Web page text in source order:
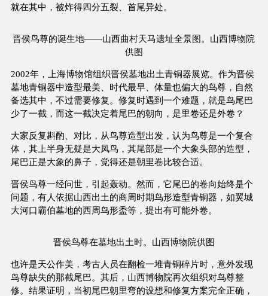
就在其中，被炸得四分五裂、首尾异处。
晋侯鸟尊的诞生地——山西曲村天马遗址全景图。山西博物院
供图
2002年，上海博物馆组织晋侯墓地出土青铜器展览。作为晋侯
墓地青铜器中造型最美、时代最早、体量也偏大的鸟尊，自然
备选其中，不过需要修复。修复时遇到一个难题，就是鸟尾巴
少了一截，而这一截决定着尾巴的朝向，是里卷还是外卷？
大家反复斟酌、对比，从鸟尊造型出发，认为鸟尊是一个复合
体，其上半身无疑是大凤鸟，其尾部是一个大象头部的造型，
尾巴正是大象的鼻子，觉得还是朝里卷比较合适。
晋侯鸟尊一经问世，引起轰动。然而，它尾巴的卷向始终是个
问题，有人依据山西出土的商周时期鸟形造型青铜器，如翼城
大河口霸伯墓地的西周鸟形盉等，提出有可能外卷。
晋侯鸟尊在墓地出土时。山西博物院供图
也许是天公作美，考古人员在翻检一堆青铜碎片时，意外发现
鸟尊缺失的那截尾巴。其后，山西博物院再次组织对鸟尊整
修。结果证明，当初尾巴朝里弯的设想和修复方案完全正确，